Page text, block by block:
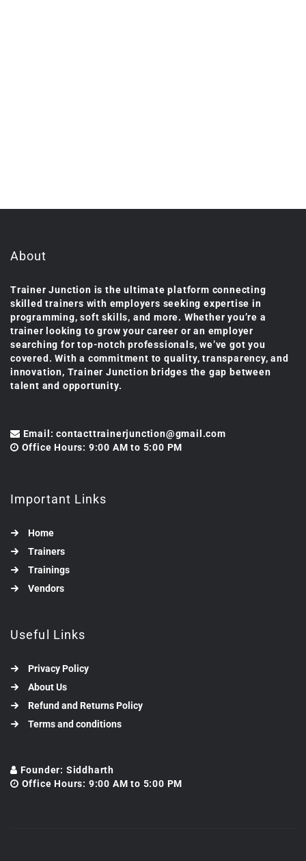
About
Trainer Junction is the ultimate platform connecting
skilled trainers with employers seeking expertise in
programming, soft skills, and more. Whether you’re a
trainer looking to grow your career or an employer
searching for top-notch professionals, we’ve got you
covered. With a commitment to quality, transparency, and
innovation, Trainer Junction bridges the gap between
talent and opportunity.
Email: contacttrainerjunction@gmail.com
Office Hours: 9:00 AM to 5:00 PM
Important Links
Home
Trainers
Trainings
Vendors
Useful Links
Privacy Policy
About Us
Refund and Returns Policy
Terms and conditions
Founder: Siddharth
Office Hours: 9:00 AM to 5:00 PM